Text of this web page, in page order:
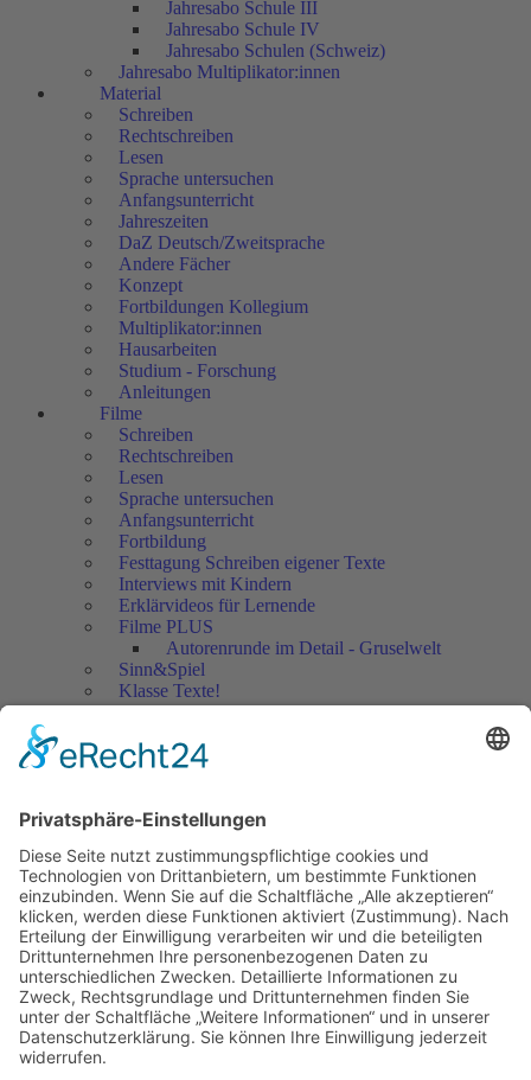
Jahresabo Schule III
Jahresabo Schule IV
Jahresabo Schulen (Schweiz)
Jahresabo Multiplikator:innen
Material
Schreiben
Rechtschreiben
Lesen
Sprache untersuchen
Anfangsunterricht
Jahreszeiten
DaZ Deutsch/Zweitsprache
Andere Fächer
Konzept
Fortbildungen Kollegium
Multiplikator:innen
Hausarbeiten
Studium - Forschung
Anleitungen
Filme
Schreiben
Rechtschreiben
Lesen
Sprache untersuchen
Anfangsunterricht
Fortbildung
Festtagung Schreiben eigener Texte
Interviews mit Kindern
Erklärvideos für Lernende
Filme PLUS
Autorenrunde im Detail - Gruselwelt
Sinn&Spiel
Klasse Texte!
Filmausschnitte Grundschule
Jedes Kind wertschätzen!
Artikel
Artikel 2018
Artikel 2017
Artikel 2016
Artikel 2015
Artikel 2014
Artikel 2013
Artikel 2012
Artikel bis 2011
Artikel zum Download - Religion
Artikel zum Download